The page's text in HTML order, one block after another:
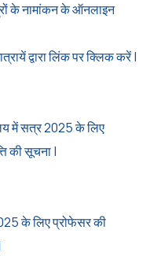
के नामांकन के ऑनलाइन
द्वारा लिंक पर क्लिक करें |
में सत्र 2025 के लिए
की सूचना |
के लिए प्रोफेसर की